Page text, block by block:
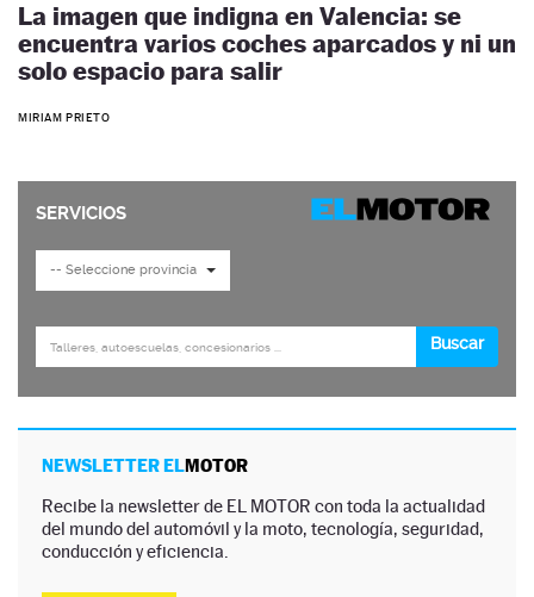
La imagen que indigna en Valencia: se
encuentra varios coches aparcados y ni un
solo espacio para salir
MIRIAM PRIETO
NEWSLETTER ELMOTOR
Recibe la newsletter de EL MOTOR con toda la actualidad
del mundo del automóvil y la moto, tecnología, seguridad,
conducción y eficiencia.